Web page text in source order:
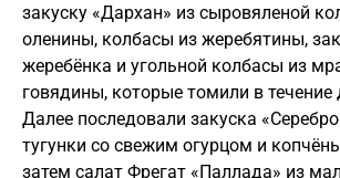
закуску «Дархан» из сыровяленой
оленины, колбасы из жеребятины,
жеребёнка и угольной колбасы из
говядины, которые томили в течение
Далее последовали закуска
тугунки со свежим огурцом и
затем салат Фрегат «Паллада» из